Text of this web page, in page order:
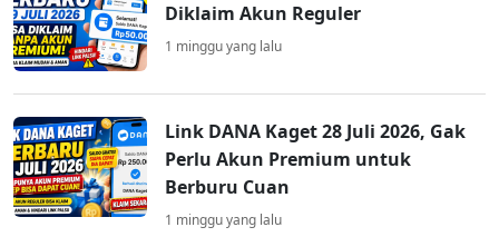
Diklaim Akun Reguler
1 minggu yang lalu
Link DANA Kaget 28 Juli 2026, Gak
Perlu Akun Premium untuk
Berburu Cuan
1 minggu yang lalu